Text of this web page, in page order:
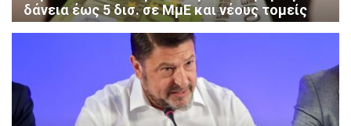
δάνεια έως 5 δισ. σε ΜμΕ και νέους τομείς